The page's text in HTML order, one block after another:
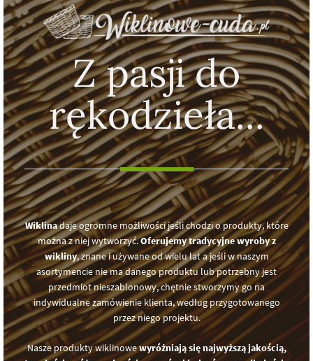
Z pasji do
rękodzieła...
Wiklinadaje ogromne możliwości jeśli chodzi o produkty, które
można z niej wytworzyć.Oferujemy tradycyjne wyroby z
wikliny, znane i używane od wielu lat a jeśli w naszym
asortymencie nie ma danego produktu lub potrzebny jest
przedmiot nieszablonowy, chętnie stworzymy go na
indywidualne zamówienie klienta, według przygotowanego
przez niego projektu.
Nasze produkty wiklinowewyróżniają się najwyższą jakością,